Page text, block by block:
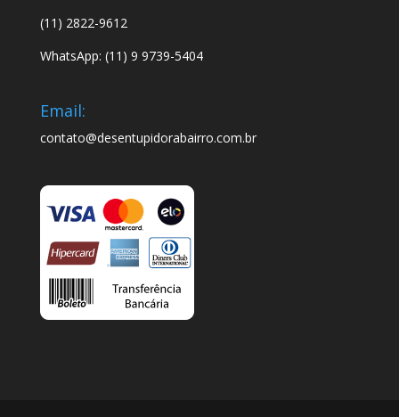
(11) 2822-9612
WhatsApp: (11) 9 9739-5404
Email:
contato@desentupidorabairro.com.br